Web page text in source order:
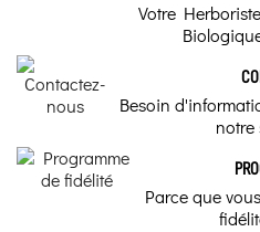
Votre
Besoin
notre
Parce que